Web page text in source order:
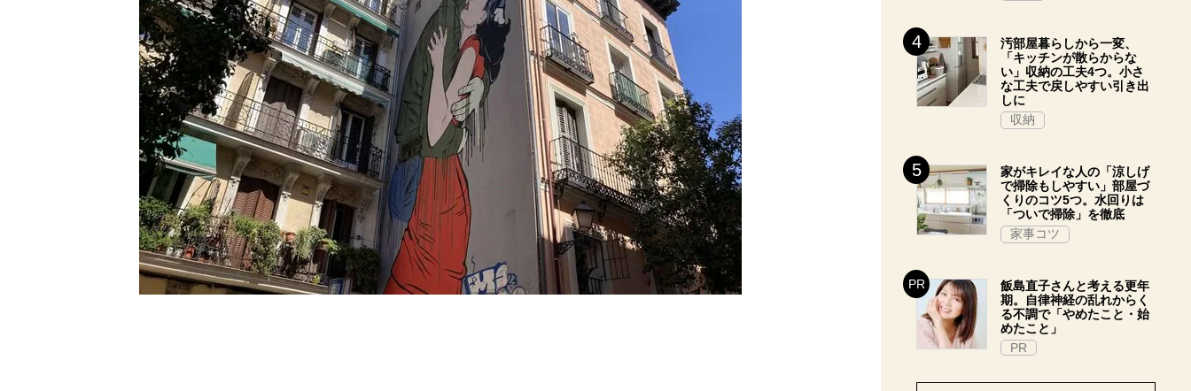
汚部屋暮らしから一変、
「キッチンが散らからな
い」収納の工夫4つ。小さ
な工夫で戻しやすい引き出
しに
収納
家がキレイな人の「涼しげ
で掃除もしやすい」部屋づ
くりのコツ5つ。水回りは
「ついで掃除」を徹底
家事コツ
飯島直子さんと考える更年
期。自律神経の乱れからく
る不調で「やめたこと・始
めたこと」
PR